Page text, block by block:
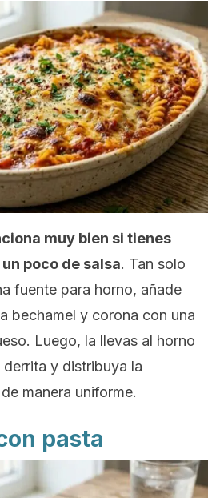
muy bien si tienes
poco de salsa. Tan solo
fuente para horno, añade
bechamel y corona con una
Luego, la llevas al horno
y distribuya la
manera uniforme.
pasta